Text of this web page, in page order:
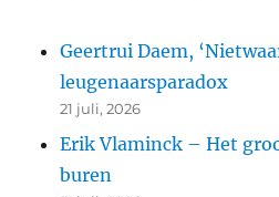
Geertrui Daem,
leugenaarsparadox
21 juli, 2026
Erik Vlaminck – Het
buren